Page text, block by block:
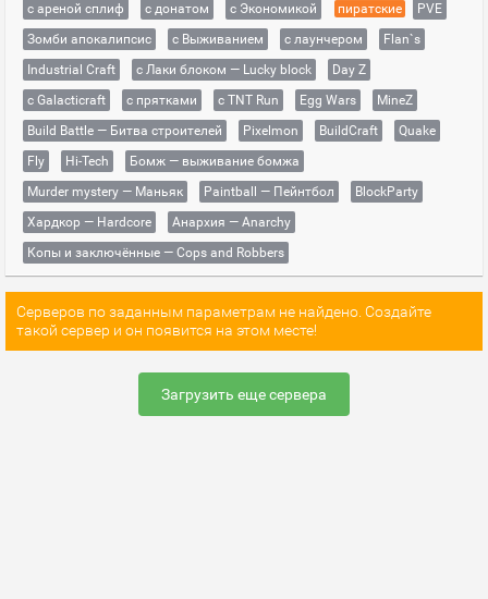
с ареной сплиф
с донатом с Экономикой пиратские
PVE
Зомби апокалипсис
с Выживанием с лаунчером
Flan`s
Industrial Craft
с Лаки блоком — Lucky block
Day Z
с Galacticraft
с прятками с TNT Run Egg Wars
MineZ
Build Battle — Битва строителей
Pixelmon BuildCraft
Quake
Fly
Hi-Tech
Бомж — выживание бомжа
Murder mystery — Маньяк
Paintball — Пейнтбол
BlockParty
Хардкор — Hardcore
Анархия — Anarchy
Копы и заключённые — Cops and Robbers
Серверов по заданным параметрам не найдено. Создайте
такой сервер и он появится на этом месте!
Загрузить еще сервера